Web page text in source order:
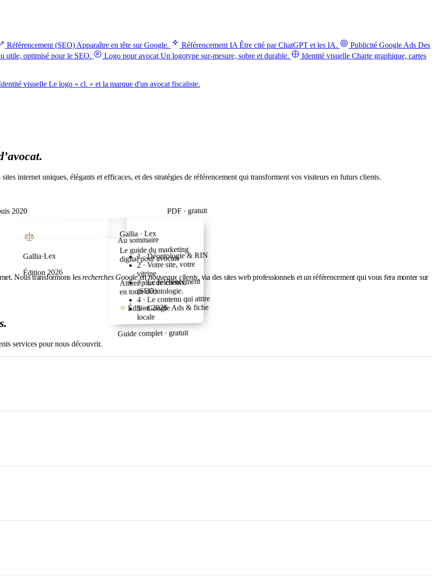
Référencement (SEO) Apparaître en tête sur Google. Référencement IA Être cité par ChatGPT et les IA. Publicité Google Ads Des
utile, optimisé pour le SEO. Logo pour avocat Un logotype sur-mesure, sobre et durable. Identité visuelle Charte graphique, cartes
visuelle Le logo « cl. » et la marque d'un avocat fiscaliste.
internet uniques, élégants et efficaces, et des stratégies de référencement qui transforment vos visiteurs en futurs clients.
2020
Gallia·Lex
Édition 2026
Au sommaire
1 · Déontologie & RIN
2 · Votre site, votre
vitrine
3 · Le référencement
(SEO)
4 · Le contenu qui attire
5 · Google Ads & fiche
locale
Guide complet · gratuit
Gallia · Lex
Le guide du marketing
digital pour avocats
Attirer plus de clients,
en toute déontologie.
Édition 2026
Avant de vous lancer…
Tout ce que nous avons
appris en accompagnant
des cabinets d'avocats,
réuni pour vous.
Au sommaire →
PDF · gratuit
Nous transformons lesrecherches Googleennouveaux clients, via des sites web professionnels et un référencement qui vous fera monter sur
services pour nous découvrir.